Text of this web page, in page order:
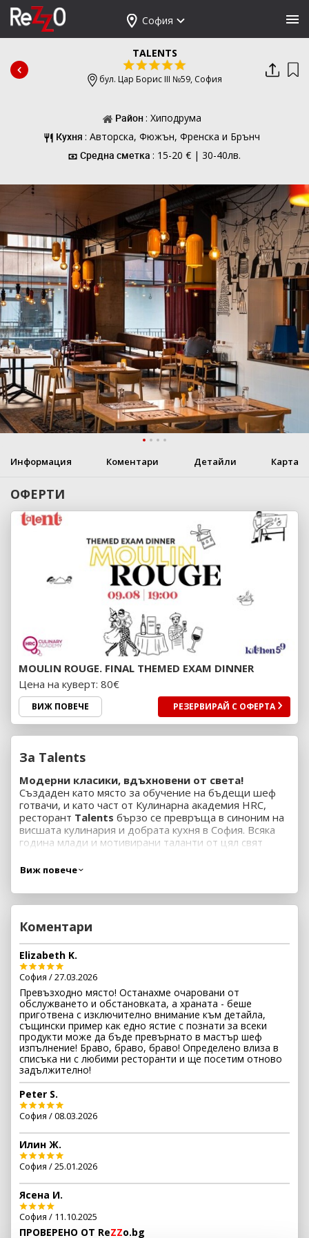
София
TALENTS
бул. Цар Борис III №59, София
Район : Хиподрума
Кухня : Авторска, Фюжън, Френска и Брънч
Средна сметка : 15-20 € | 30-40лв.
Информация Коментари Детайли Карта
ОФЕРТИ
MOULIN ROUGE. FINAL THEMED EXAM DINNER
Цена на куверт: 80€
ВИЖ ПОВЕЧЕ РЕЗЕРВИРАЙ С ОФЕРТА
За Talents
Модерни класики, вдъхновени от света!
Създаден като място за обучение на бъдещи шеф
готвачи, и като част от Кулинарна академия HRC,
ресторант Talents бързо се превръща в синоним на
висшата кулинария и добрата кухня в София. Всяка
година млади и мотивирани таланти от цял свят
умения в готварството и ресторантьорството.
в света на кулинарията и да надхвърляме
очакванията на нашите клиенти.
менажира екип от млади шеф готвачи от цял свят,
като всеки един от тях притежава идентичен стил,
който радва гостите на ресторанта.
Виж повече
Коментари
Elizabeth K.
София / 27.03.2026
Превъзходно място! Останахме очаровани от
обслужването и обстановката, а храната - беше
приготвена с изключително внимание към детайла,
същински пример как едно ястие с познати за всеки
продукти може да бъде превърнато в мастър шеф
изпълнение! Браво, браво, браво! Определено влиза в
списъка ни с любими ресторанти и ще посетим отново
задължително!
Peter S.
София / 08.03.2026
Илин Ж.
София / 25.01.2026
Ясена И.
София / 11.10.2025
ПРОВЕРЕНО ОТ ReZZo.bg